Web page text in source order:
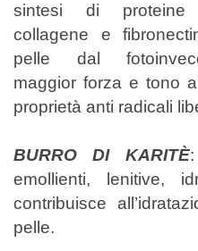
sintesi di proteine
collagene e
pelle dal
maggior forza e tono
proprietà anti radicali
BURRO DI KARITÈ
emollienti, lenitive,
contribuisce
pelle.